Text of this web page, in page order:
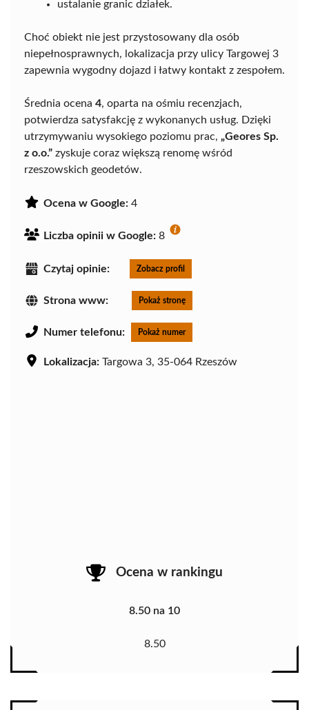
ustalanie granic działek.
Choć obiekt nie jest przystosowany dla osób
niepełnosprawnych, lokalizacja przy ulicy Targowej 3
zapewnia wygodny dojazd i łatwy kontakt z zespołem.
Średnia ocena 4, oparta na ośmiu recenzjach,
potwierdza satysfakcję z wykonanych usług. Dzięki
utrzymywaniu wysokiego poziomu prac, „Geores Sp.
z o.o.” zyskuje coraz większą renomę wśród
rzeszowskich geodetów.
Ocena w Google: 4
Liczba opinii w Google: 8
Czytaj opinie: Zobacz profil
Strona www: Pokaż stronę
Numer telefonu: Pokaż numer
Lokalizacja: Targowa 3, 35-064 Rzeszów
Ocena w rankingu
8.50 na 10
8.50